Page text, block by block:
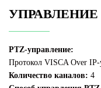
УПРАВЛЕНИЕ
PTZ-управление:
Протокол VISCA Over IP-
Количество каналов: 4